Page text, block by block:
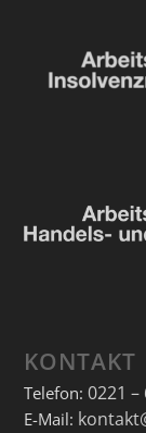
KONTAKT
Telefon: 0221 –
E-Mail: